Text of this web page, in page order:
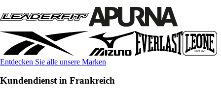
Entdecken Sie alle unsere Marken
Kundendienst in Frankreich